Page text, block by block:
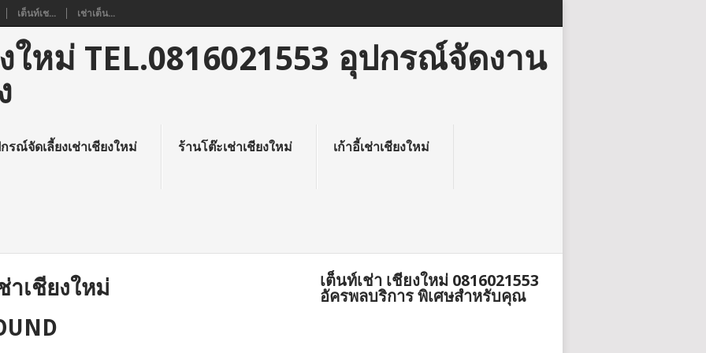
เต็นท์เช... เช่าเต็น...
ใหม่ TEL.0816021553 อุปกรณ์จัดงาน
รณ์จัดเลี้ยงเช่าเชียงใหม่ ร้านโต๊ะเช่าเชียงใหม่ เก้าอี้เช่าเชียงใหม่
าเชียงใหม่
เต็นท์เช่า เชียงใหม่ 0816021553
อัครพลบริการ พิเศษสำหรับคุณ